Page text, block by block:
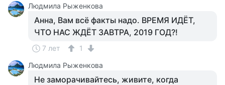
Людмила Рыженкова
Анна, Вам всё факты надо. ВРЕМЯ ИДЁТ,
ЧТО НАС ЖДЁТ ЗАВТРА, 2019 ГОД?!
7 лет
1
Людмила Рыженкова
Не заморачивайтесь, живите, когда